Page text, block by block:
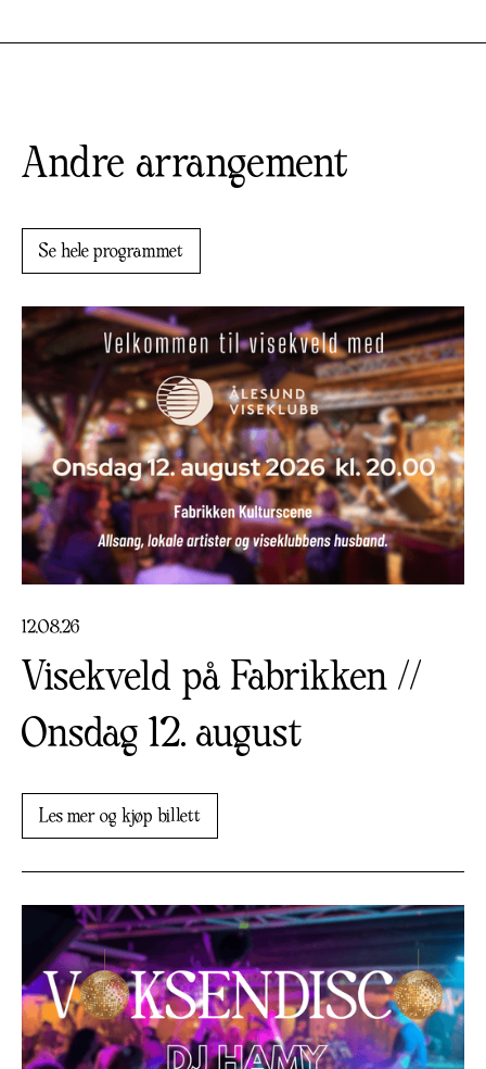
Andre arrangement
Se hele programmet
12.08.26
Visekveld på Fabrikken //
Onsdag 12. august
Les mer og kjøp billett